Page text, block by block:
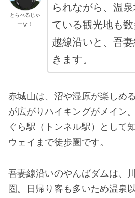
とらべるじゃ
ーな！
られながら、温
ている観光地も
越線沿いと、吾
きます。
赤城山は、沼や湿原が楽しめ
が広がりハイキングがメイン
ぐら駅（トンネル駅）として
ウェイまで徒歩圏です。
吾妻線沿いのやんばダムは、
圏。日帰り客も多いため温泉